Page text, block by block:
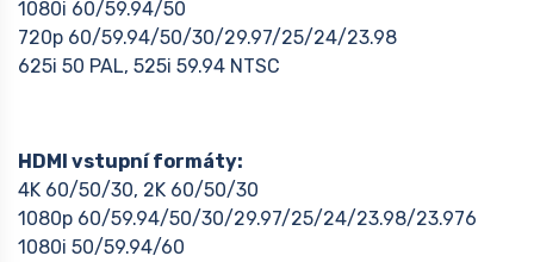
1080i 60/59.94/50
720p 60/59.94/50/30/29.97/25/24/23.98
625i 50 PAL, 525i 59.94 NTSC
HDMI vstupní formáty:
4K 60/50/30, 2K 60/50/30
1080p 60/59.94/50/30/29.97/25/24/23.98/23.976
1080i 50/59.94/60